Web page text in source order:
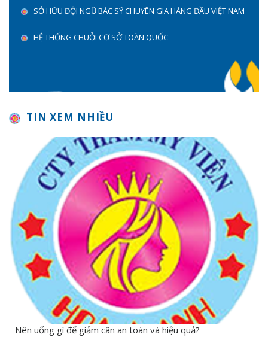
SỞ HỮU ĐỘI NGŨ BÁC SỸ CHUYÊN GIA HÀNG ĐẦU VIỆT NAM
HỆ THỐNG CHUỖI CƠ SỞ TOÀN QUỐC
TIN XEM NHIỀU
Nên uống gì để giảm cân an toàn và hiệu quả?